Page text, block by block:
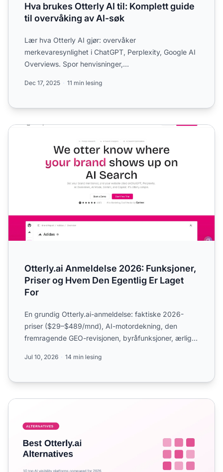
Hva brukes Otterly AI til: Komplett guide
til overvåking av AI-søk
Lær hva Otterly AI gjør: overvåker
merkevaresynlighet i ChatGPT, Perplexity, Google AI
Overviews. Spor henvisninger,
Dec 17, 2025 11 min lesing
Otterly.ai Anmeldelse 2026: Funksjoner, Priser og Hvem
Otterly.ai Anmeldelse 2026: Funksjoner,
Priser og Hvem Den Egentlig Er Laget
For
En grundig Otterly.ai-anmeldelse: faktiske 2026-
priser ($29–$489/mnd), AI-motordekning, den
fremragende GEO-revisjonen, byråfunksjoner, ærlige
Jul 10, 2026 14 min lesing
Beste Otterly.ai-alternativer i 2026: 10 plattformer